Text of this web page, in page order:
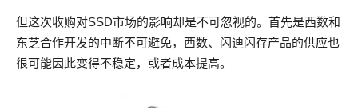
但这次收购对SSD市场的影响却是不可忽视的。首先是西数和
东芝合作开发的中断不可避免，西数、闪迪闪存产品的供应也
很可能因此变得不稳定，或者成本提高。